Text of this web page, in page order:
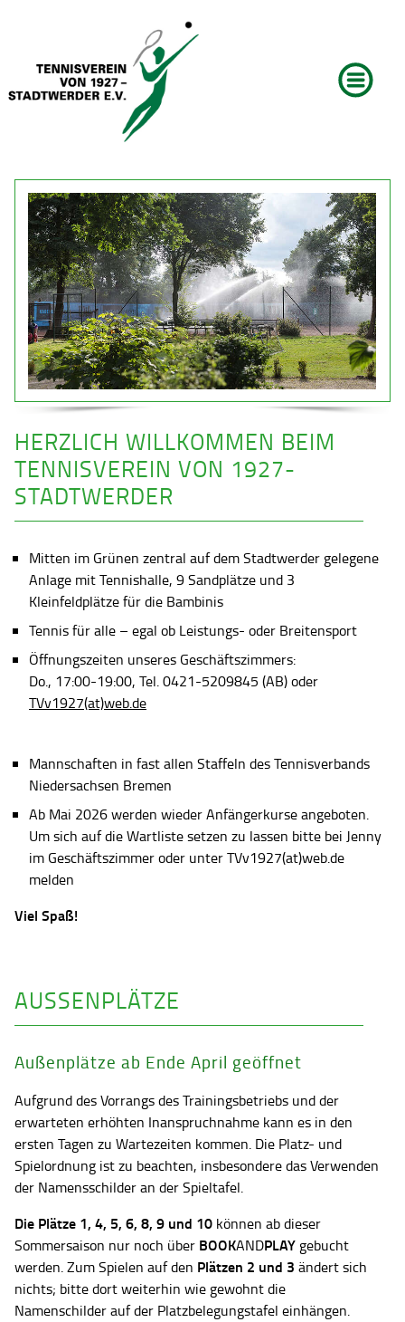
HERZLICH WILLKOMMEN BEIM
TENNISVEREIN VON 1927-
STADTWERDER
Mitten im Grünen zentral auf dem Stadtwerder gelegene
Anlage mit Tennishalle, 9 Sandplätze und 3
Kleinfeldplätze für die Bambinis
Tennis für alle – egal ob Leistungs- oder Breitensport
Öffnungszeiten unseres Geschäftszimmers:
Do., 17:00-19:00, Tel. 0421-5209845 (AB) oder
TVv1927(at)web.de
Mannschaften in fast allen Staffeln des Tennisverbands
Niedersachsen Bremen
Ab Mai 2026 werden wieder Anfängerkurse angeboten.
Um sich auf die Wartliste setzen zu lassen bitte bei Jenny
im Geschäftszimmer oder unter TVv1927(at)web.de
melden
Viel Spaß!
AUSSENPLÄTZE
Außenplätze ab Ende April geöffnet
Aufgrund des Vorrangs des Trainingsbetriebs und der
erwarteten erhöhten Inanspruchnahme kann es in den
ersten Tagen zu Wartezeiten kommen. Die Platz- und
Spielordnung ist zu beachten, insbesondere das Verwenden
der Namensschilder an der Spieltafel.
Die Plätze 1, 4, 5, 6, 8, 9 und 10 können ab dieser
Sommersaison nur noch über BOOKANDPLAY gebucht
werden. Zum Spielen auf den Plätzen 2 und 3 ändert sich
nichts; bitte dort weiterhin wie gewohnt die
Namenschilder auf der Platzbelegungstafel einhängen.